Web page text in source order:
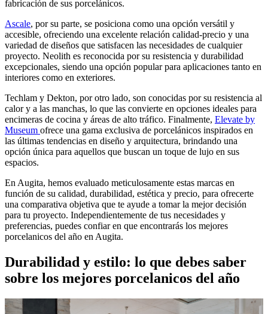
fabricación de sus porcelánicos.
Ascale, por su parte, se posiciona como una opción versátil y
accesible, ofreciendo una excelente relación calidad-precio y una
variedad de diseños que satisfacen las necesidades de cualquier
proyecto. Neolith es reconocida por su resistencia y durabilidad
excepcionales, siendo una opción popular para aplicaciones tanto en
interiores como en exteriores.
Techlam y Dekton, por otro lado, son conocidas por su resistencia al
calor y a las manchas, lo que las convierte en opciones ideales para
encimeras de cocina y áreas de alto tráfico. Finalmente, Elevate by
Museum ofrece una gama exclusiva de porcelánicos inspirados en
las últimas tendencias en diseño y arquitectura, brindando una
opción única para aquellos que buscan un toque de lujo en sus
espacios.
En Augita, hemos evaluado meticulosamente estas marcas en
función de su calidad, durabilidad, estética y precio, para ofrecerte
una comparativa objetiva que te ayude a tomar la mejor decisión
para tu proyecto. Independientemente de tus necesidades y
preferencias, puedes confiar en que encontrarás los mejores
porcelanicos del año en Augita.
Durabilidad y estilo: lo que debes saber
sobre los mejores porcelanicos del año